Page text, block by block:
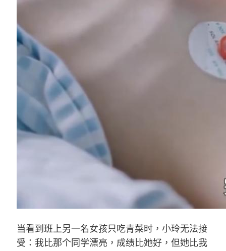
当看到班上另一名女孩只吃青菜时，小玲无法接
受：我比那个同学漂亮，成绩比她好，但她比我